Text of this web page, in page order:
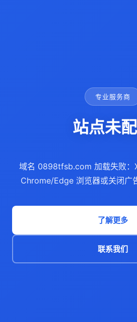
专业服务商
站点未
域名 0898tfsb.com 加载失败：
Chrome/Edge 浏览器或关闭广
了解更多
联系我们